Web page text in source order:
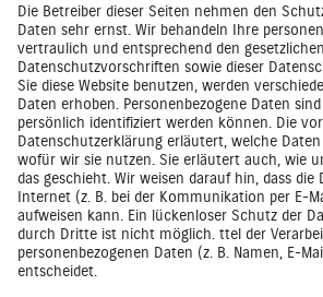
Die Betreiber dieser Seiten nehmen den
Daten sehr ernst. Wir behandeln Ihre
vertraulich und entsprechend den gesetzlichen
Datenschutzvorschriften sowie dieser
Sie diese Website benutzen, werden
Daten erhoben. Personenbezogene Daten
persönlich identifiziert werden können. Die
Datenschutzerklärung erläutert, welche
wofür wir sie nutzen. Sie erläutert auch, wie
das geschieht. Wir weisen darauf hin, dass
Internet (z. B. bei der Kommunikation per E-
aufweisen kann. Ein lückenloser Schutz der
durch Dritte ist nicht möglich. ttel der
personenbezogenen Daten (z. B. Namen, E-
entscheidet.